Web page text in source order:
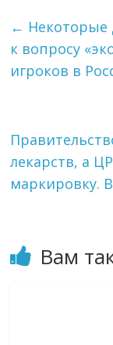
r
a
m
l
a
s
s
i
← Некоторые
к вопросу
игроков в
лекарств, а
маркировку.
Вам